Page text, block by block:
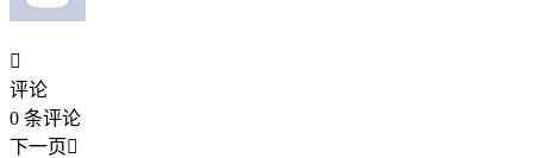

评论
0 条评论
下一页